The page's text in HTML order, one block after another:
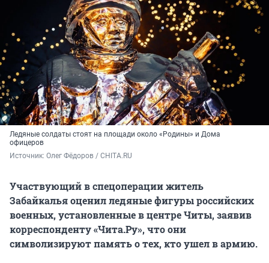
Ледяные солдаты стоят на площади около «Родины» и Дома
офицеров
Источник: Олег Фёдоров / CHITA.RU
Участвующий в спецоперации житель
Забайкалья оценил ледяные фигуры российских
военных, установленные в центре Читы, заявив
корреспонденту «Чита.Ру», что они
символизируют память о тех, кто ушел в армию.